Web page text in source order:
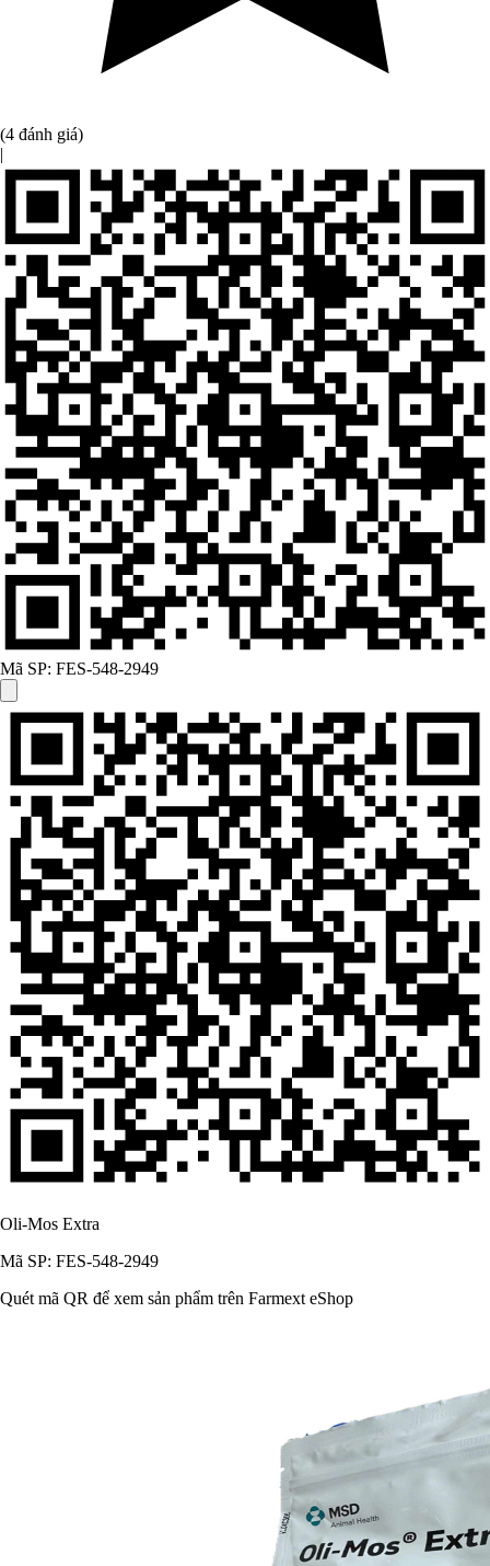
(4 đánh giá)
|
Mã SP: FES-548-2949
Oli-Mos Extra
Mã SP: FES-548-2949
Quét mã QR để xem sản phẩm trên Farmext eShop